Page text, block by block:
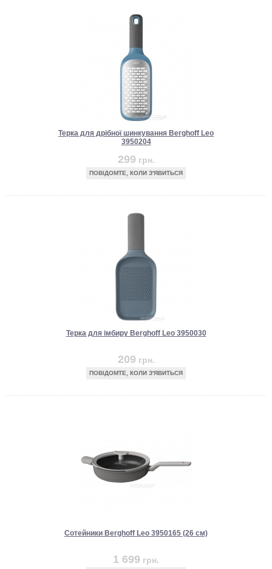
Терка для дрібної шинкування Berghoff Leo
3950204
299 грн.
ПОВІДОМТЕ, КОЛИ З'ЯВИТЬСЯ
Терка для імбиру Berghoff Leo 3950030
209 грн.
ПОВІДОМТЕ, КОЛИ З'ЯВИТЬСЯ
Сотейники Berghoff Leo 3950165 (26 см)
1 699 грн.